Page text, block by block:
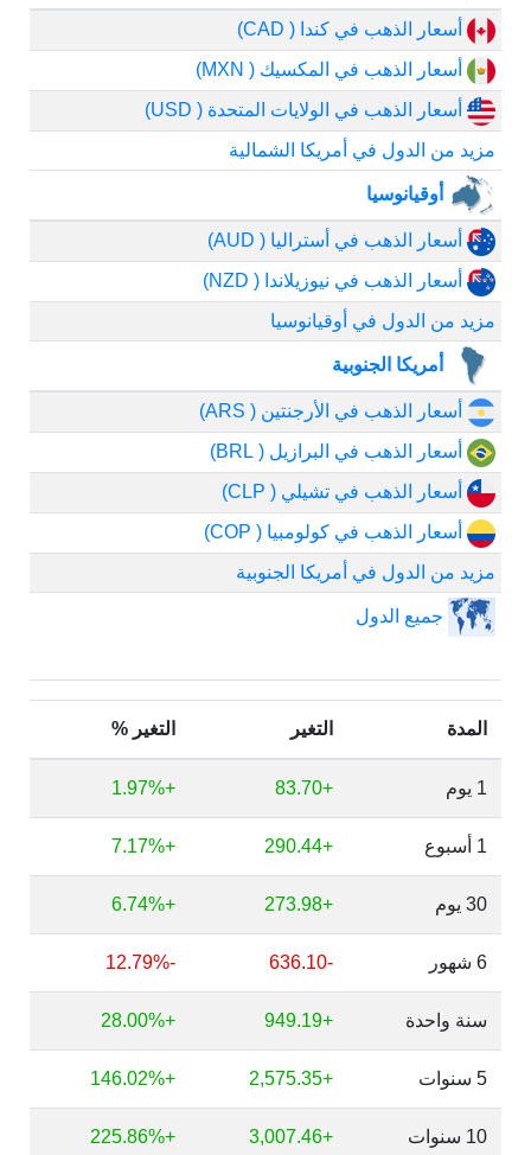
أسعار الذهب في كندا ( CAD)
أسعار الذهب في المكسيك ( MXN)
أسعار الذهب في الولايات المتحدة ( USD)
مزيد من الدول في أمريكا الشمالية
أوقيانوسيا
أسعار الذهب في أستراليا ( AUD)
أسعار الذهب في نيوزيلاندا ( NZD)
مزيد من الدول في أوقيانوسيا
أمريكا الجنوبية
أسعار الذهب في الأرجنتين ( ARS)
أسعار الذهب في البرازيل ( BRL)
أسعار الذهب في تشيلي ( CLP)
أسعار الذهب في كولومبيا ( COP)
مزيد من الدول في أمريكا الجنوبية
جميع الدول
المدة التغير التغير %
1 يوم +83.70
+1.97%
1 أسبوع +290.44
+7.17%
30 يوم +273.98
+6.74%
6 شهور -636.10
-12.79%
سنة واحدة +949.19
+28.00%
5 سنوات +2,575.35
+146.02%
10 سنوات +3,007.46
+225.86%